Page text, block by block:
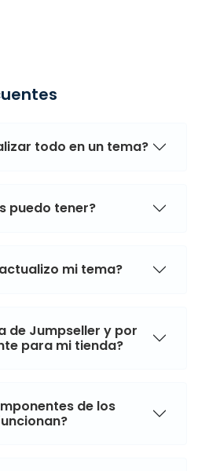
todo en un tema?
puedo tener?
mi tema?
de Jumpseller y por
para mi tienda?
de los